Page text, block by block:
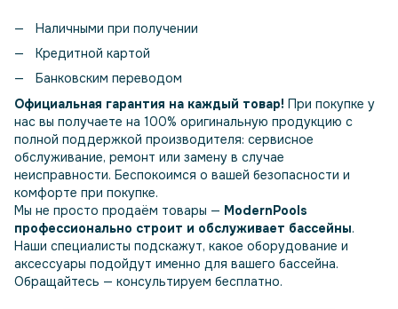
Наличными при получении
Кредитной картой
Банковским переводом
Официальная гарантия на каждый товар! При покупке у
нас вы получаете на 100% оригинальную продукцию с
полной поддержкой производителя: сервисное
обслуживание, ремонт или замену в случае
неисправности. Беспокоимся о вашей безопасности и
комфорте при покупке.
Мы не просто продаём товары — ModernPools
профессионально строит и обслуживает бассейны.
Наши специалисты подскажут, какое оборудование и
аксессуары подойдут именно для вашего бассейна.
Обращайтесь — консультируем бесплатно.